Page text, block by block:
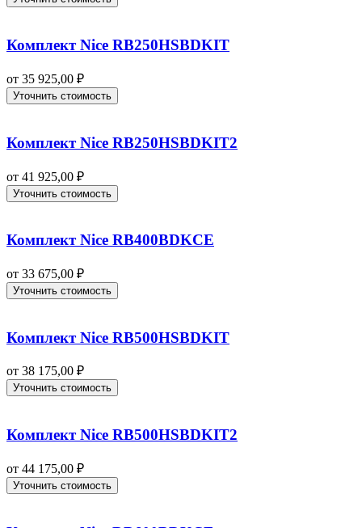
Комплект Nice RB250HSBDKIT
от 35 925,00 ₽
Уточнить стоимость
Комплект Nice RB250HSBDKIT2
от 41 925,00 ₽
Уточнить стоимость
Комплект Nice RB400BDKCE
от 33 675,00 ₽
Уточнить стоимость
Комплект Nice RB500HSBDKIT
от 38 175,00 ₽
Уточнить стоимость
Комплект Nice RB500HSBDKIT2
от 44 175,00 ₽
Уточнить стоимость